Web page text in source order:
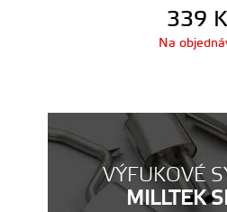
339
Na
VÝFUKOVÉ
MILLTEK